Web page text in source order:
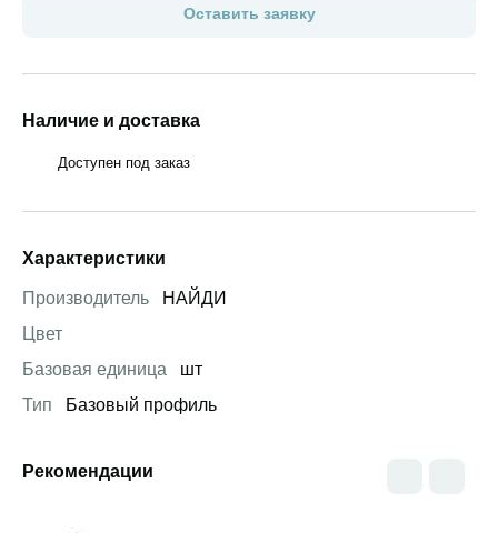
Оставить заявку
Наличие и доставка
Доступен под заказ
Характеристики
Производитель
НАЙДИ
Цвет
Базовая единица
шт
Тип
Базовый профиль
Рекомендации